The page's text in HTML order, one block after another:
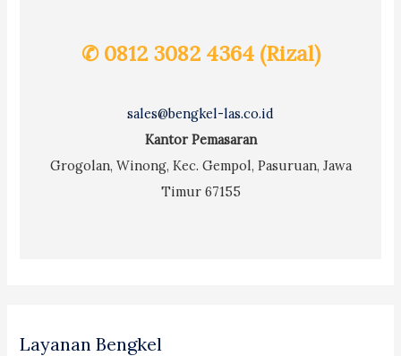
✆ 0812 3082 4364 (Rizal)
sales@bengkel-las.co.id
Kantor Pemasaran
Grogolan, Winong, Kec. Gempol, Pasuruan, Jawa
Timur 67155
Layanan Bengkel